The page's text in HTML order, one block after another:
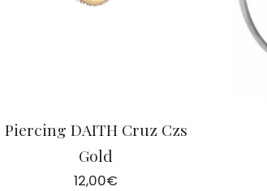
Piercing DAITH Cruz Czs
Gold
12,00€